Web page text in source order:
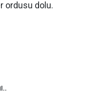
ordusu dolu.